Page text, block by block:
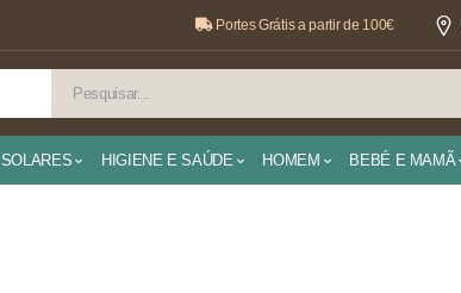
Portes Grátis a partir de 100€
SOLARES HIGIENE E SAÚDE HOMEM BEBÉ E MAMÃ